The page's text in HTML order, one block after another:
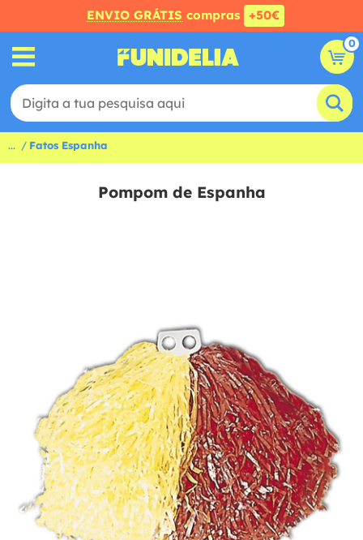
ENVIO GRÁTIS compras +50€
0
... Fatos Espanha
Pompom de Espanha